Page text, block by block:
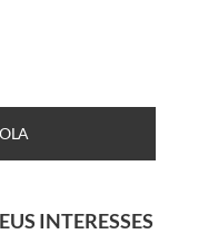
INTERESSES